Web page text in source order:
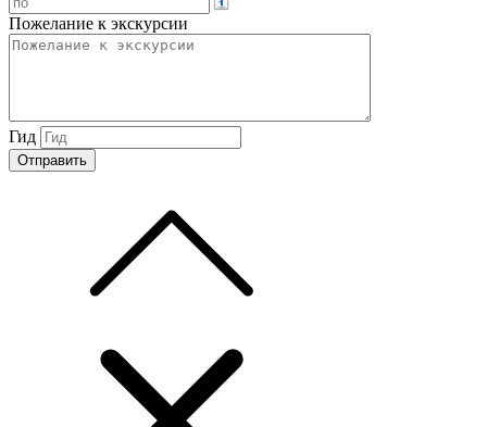
Пожелание к экскурсии
Гид